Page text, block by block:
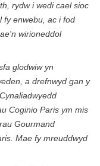
rydw i wedi cael sioc
fy enwebu, ac i fod
wirioneddol
glodwiw yn
a drefnwyd gan y
Coginio Paris ym mis
Gourmand
Mae fy mreuddwyd